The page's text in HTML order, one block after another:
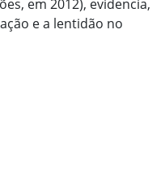
em 2012), evidencia,
e a lentidão no